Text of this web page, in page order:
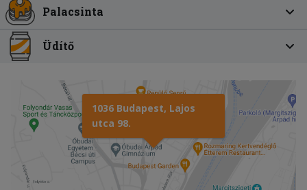
Palacsinta
Üdítő
1036 Budapest, Lajos
utca 98.